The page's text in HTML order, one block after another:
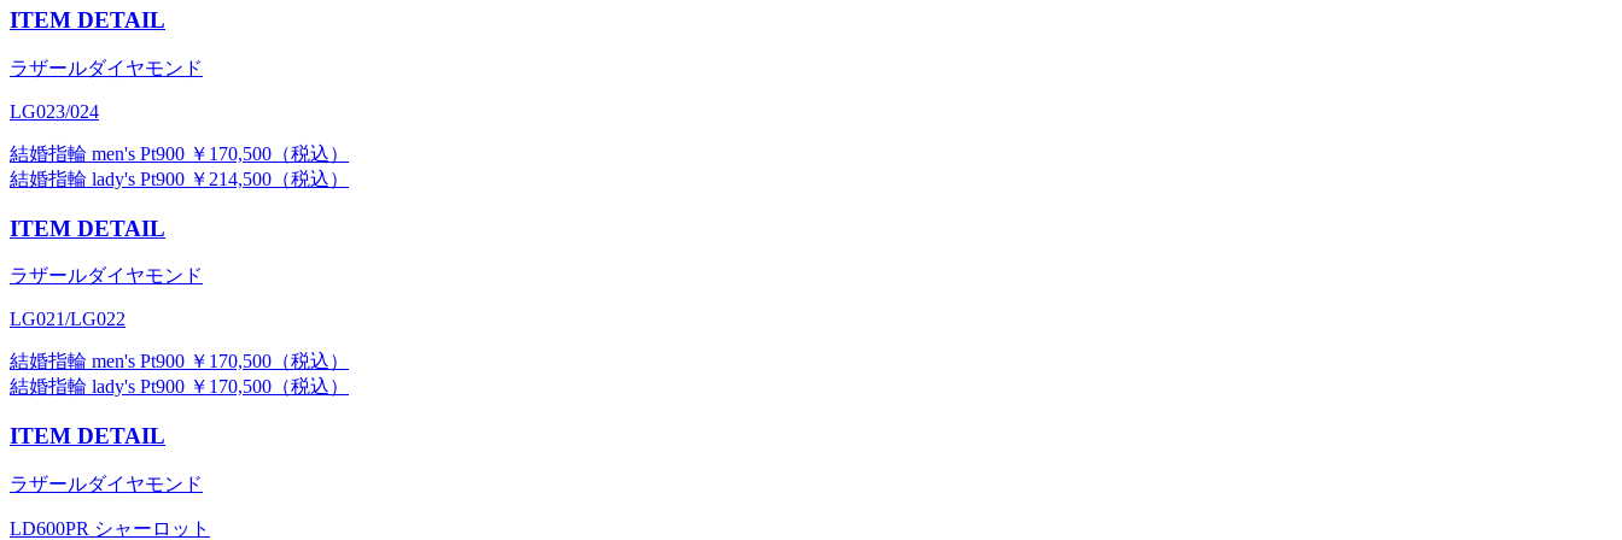
ITEM DETAIL
ラザールダイヤモンド
LG023/024
結婚指輪 men's Pt900 ￥170,500（税込）
結婚指輪 lady's Pt900 ￥214,500（税込）
ITEM DETAIL
ラザールダイヤモンド
LG021/LG022
結婚指輪 men's Pt900 ￥170,500（税込）
結婚指輪 lady's Pt900 ￥170,500（税込）
ITEM DETAIL
ラザールダイヤモンド
LD600PR シャーロット